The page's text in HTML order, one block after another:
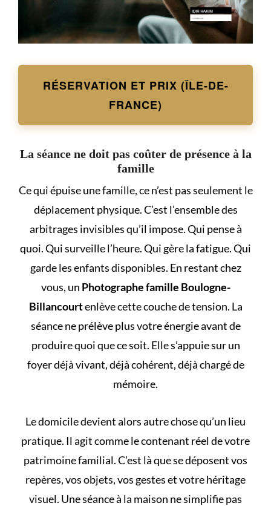
RÉSERVATION ET PRIX (ÎLE-DE-
FRANCE)
La séance ne doit pas coûter de présence à la
famille
Ce qui épuise une famille, ce n’est pas seulement le
déplacement physique. C’est l’ensemble des
arbitrages invisibles qu’il impose. Qui pense à
quoi. Qui surveille l’heure. Qui gère la fatigue. Qui
garde les enfants disponibles. En restant chez
vous, un Photographe famille Boulogne-
Billancourtenlève cette couche de tension. La
séance ne prélève plus votre énergie avant de
produire quoi que ce soit. Elle s’appuie sur un
foyer déjà vivant, déjà cohérent, déjà chargé de
mémoire.
Le domicile devient alors autre chose qu’un lieu
pratique. Il agit comme le contenant réel de votre
patrimoine familial. C’est là que se déposent vos
repères, vos objets, vos gestes et votre héritage
visuel. Une séance à la maison ne simplifie pas